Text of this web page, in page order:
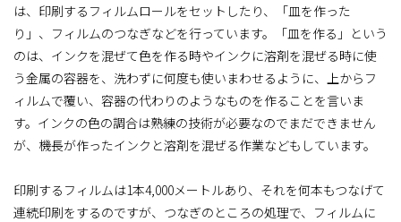
は、印刷するフィルムロールをセットしたり、「皿を作った
り」、フィルムのつなぎなどを行っています。「皿を作る」という
のは、インクを混ぜて色を作る時やインクに溶剤を混ぜる時に使
う金属の容器を、洗わずに何度も使いまわせるように、上からフ
ィルムで覆い、容器の代わりのようなものを作ることを言いま
す。インクの色の調合は熟練の技術が必要なのでまだできません
が、機長が作ったインクと溶剤を混ぜる作業などもしています。
印刷するフィルムは1本4,000メートルあり、それを何本もつなげて
連続印刷をするのですが、つなぎのところの処理で、フィルムに